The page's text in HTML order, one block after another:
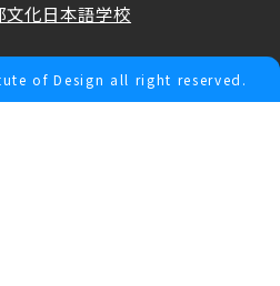
文化日本語学校
of Design all right reserved.